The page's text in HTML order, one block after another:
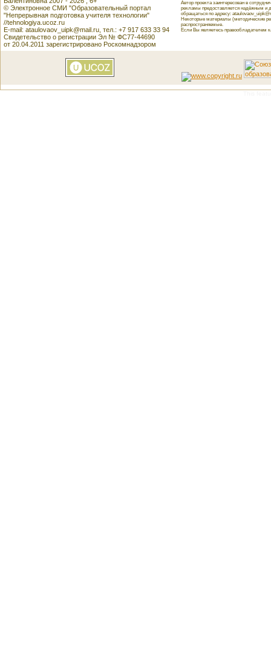
© Электронное СМИ "Образовательный портал
"Непрерывная подготовка учителя технологии"
//tehnologiya.ucoz.ru
E-mail: ataulovaov_uipk@mail.ru, тел.: +7 917 633 33 94
Свидетельство о регистрации Эл № ФС77-44690
от 20.04.2011 зарегистрировано Роскомнадзором
Автор проекта заинтересован в
рекламы предоставляется надёжным и
обращаться по адресу:
Некоторые материалы (методические
распространяемые.
Если Вы являетесь правообладателем